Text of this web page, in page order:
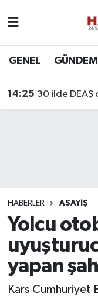
GENEL GÜNDEM
14:25 30 ilde DEAŞ
HABERLER ASAYİŞ
Yolcu
yapan
Kars Cumhuriyet
Nöbetçi
Son Dakika
Haber Arşivi